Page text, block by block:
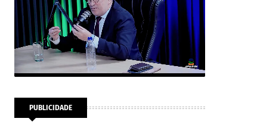
PUBLICIDADE